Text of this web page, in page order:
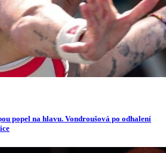
popel na hlavu. Vondroušová po odhalení